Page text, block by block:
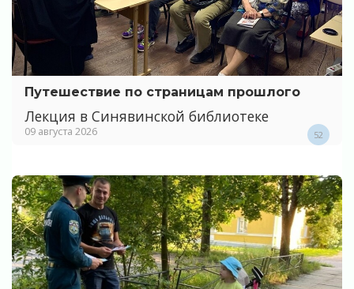
Путешествие по страницам прошлого
Лекция в Синявинской библиотеке
09 августа 2026 52